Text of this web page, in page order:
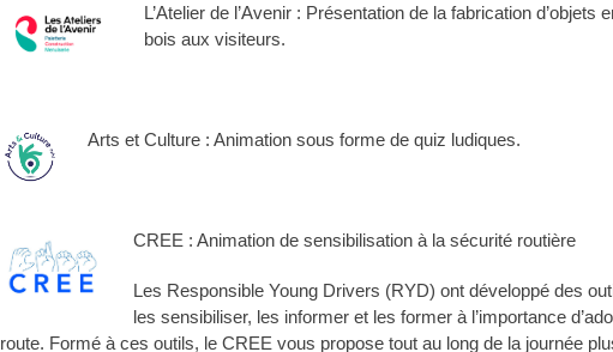
L’Atelier de l’Avenir : Présentation de la fabrication d’objets
bois aux visiteurs.
Arts et Culture : Animation sous forme de quiz ludiques.
CREE : Animation de sensibilisation à la sécurité routière
Les Responsible Young Drivers (RYD) ont développé des
les sensibiliser, les informer et les former à l’importance
route. Formé à ces outils, le CREE vous propose tout au long de la journée